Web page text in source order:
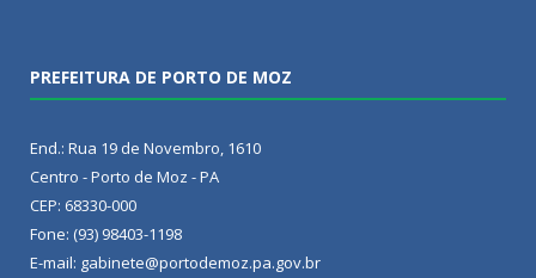
PREFEITURA DE PORTO DE MOZ
End.: Rua 19 de Novembro, 1610
Centro - Porto de Moz - PA
CEP: 68330-000
Fone: (93) 98403-1198
E-mail: gabinete@portodemoz.pa.gov.br